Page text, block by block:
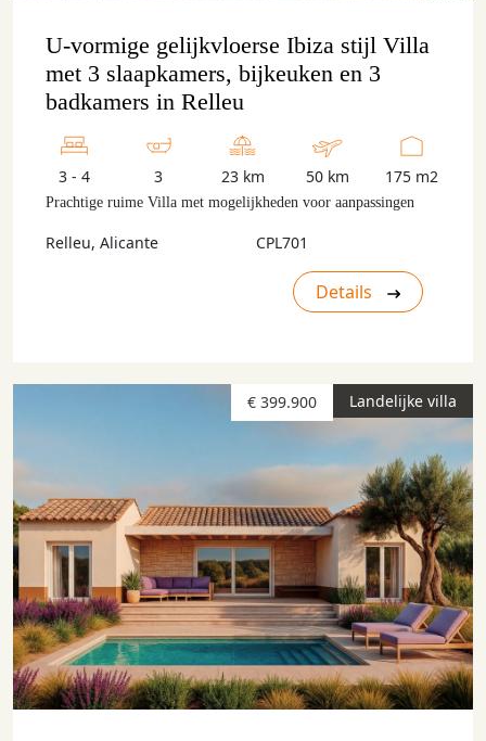
U-vormige gelijkvloerse Ibiza stijl Villa
met 3 slaapkamers, bijkeuken en 3
badkamers in Relleu
3 - 4 3 23 km 50 km 175 m2
Prachtige ruime Villa met mogelijkheden voor aanpassingen
Relleu, Alicante CPL701
Details
Landelijke villa
€ 399.900